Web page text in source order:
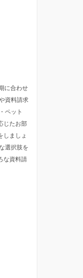
に合わせ
資料請求
ペット
じたお部
しましょ
選択肢を
な資料請